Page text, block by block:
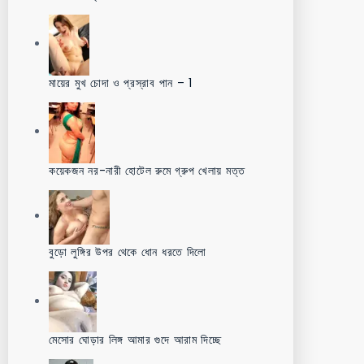
মায়ের মুখ চোদা ও প্রস্রাব পান – 1
কয়েকজন নর-নারী হোটেল রুমে গ্রুপ খেলায় মত্ত
বুড়ো লুঙ্গির উপর থেকে ধোন ধরতে দিলো
মেসোর ঘোড়ার লিঙ্গ আমার গুদে আরাম দিচ্ছে